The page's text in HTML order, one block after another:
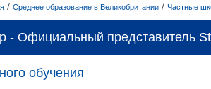
/ Среднее образование в Великобритании / Частные
- Официальный представитель
обучения